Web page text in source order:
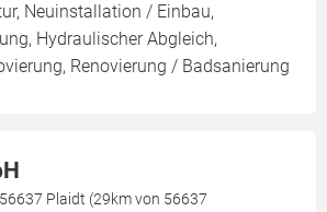
Neuinstallation / Einbau,
Hydraulischer Abgleich,
Renovierung / Badsanierung
Plaidt (29km von 56637